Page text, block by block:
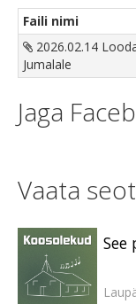
Faili nimi
2026.02.14
Jumalale
Jaga
Vaata
See